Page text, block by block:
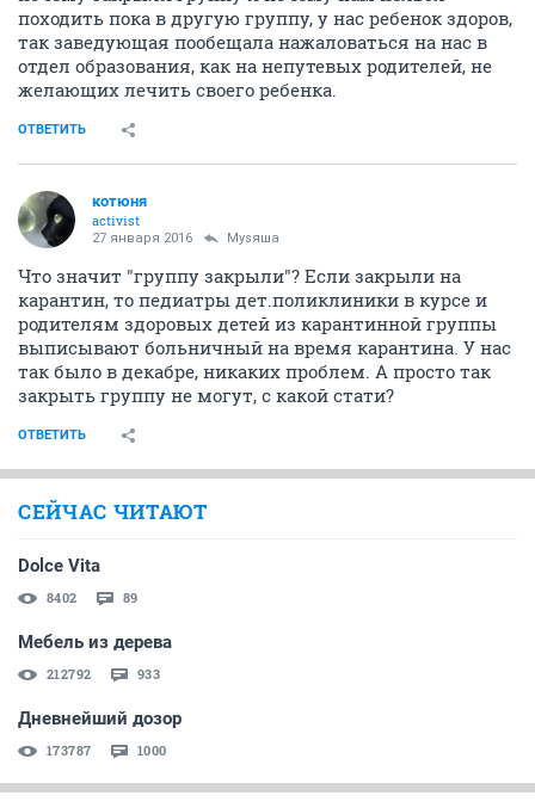
походить пока в другую группу, у нас ребенок здоров,
так заведующая пообещала нажаловаться на нас в
отдел образования, как на непутевых родителей, не
желающих лечить своего ребенка.
ОТВЕТИТЬ
котюня
activist
27 января 2016 Муsяша
Что значит "группу закрыли"? Если закрыли на
карантин, то педиатры дет.поликлиники в курсе и
родителям здоровых детей из карантинной группы
выписывают больничный на время карантина. У нас
так было в декабре, никаких проблем. А просто так
закрыть группу не могут, с какой стати?
ОТВЕТИТЬ
СЕЙЧАС ЧИТАЮТ
Dolce Vita
8402 89
Мебель из дерева
212792 933
Дневнейший дозор
173787 1000